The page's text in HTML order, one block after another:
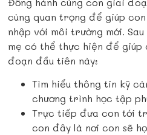
cùng quan trọng để giúp
nhập với môi trường mới.
mẹ có thể thực hiện để giúp
đoạn đầu tiên này:
Tìm hiểu thông tin kỹ
chương trình học tập
Trực tiếp đưa con tới
con đây là nơi con sẽ